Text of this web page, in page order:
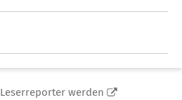
Leserreporter werden